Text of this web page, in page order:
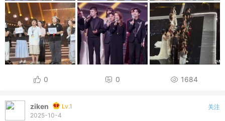
0 0 1684
ziken
Lv.1
2025-10-4
关注